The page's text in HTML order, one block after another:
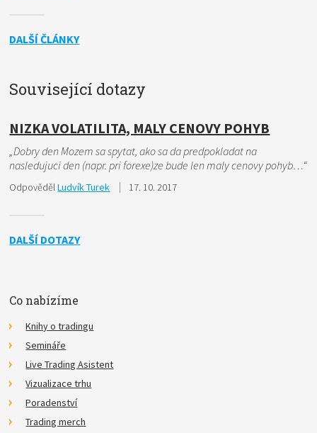
DALŠÍ ČLÁNKY
Související dotazy
NIZKA VOLATILITA, MALY CENOVY POHYB
„Dobry den Mozem sa spytat, ako sa da predpokladat na
nasledujuci den (napr. pri forexe)ze bude len maly cenovy pohyb…“
OdpovědělLudvík Turek 17. 10. 2017
DALŠÍ DOTAZY
Co nabízíme
Knihy o tradingu
Semináře
Live Trading Asistent
Vizualizace trhu
Poradenství
Trading merch